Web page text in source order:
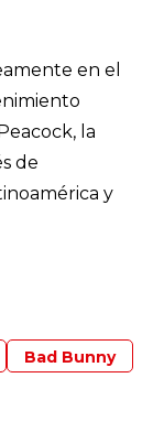
en el
la
de
y
Bad Bunny